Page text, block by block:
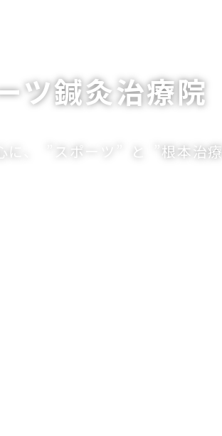
ツ鍼灸治療院
、 ”スポーツ” と ”根本治療”